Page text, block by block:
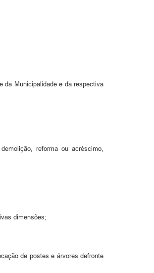
da Municipalidade e da respectiva
reforma ou acréscimo,
dimensões;
de postes e árvores defronte